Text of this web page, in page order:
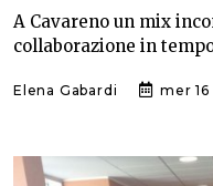
A Cavareno un mix
collaborazione in
Elena Gabardi mer